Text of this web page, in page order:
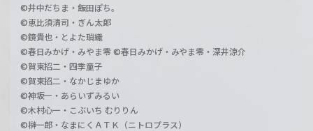
©井中だちま・飯田ぽち。
©恵比須清司・ぎん太郎
©鏡貴也・とよた瑣織
©春日みかげ・みやま零 ©春日みかげ・みやま零・深井涼介
©賀東招二・四季童子
©賀東招二・なかじまゆか
©神坂一・あらいずみるい
©木村心一・こぶいち むりりん
©榊一郎・なまにくＡＴＫ（ニトロプラス）